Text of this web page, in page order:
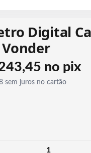
Digital
no pix
sem juros no cartão